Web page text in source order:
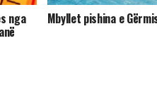
nga Mbyllet pishina e